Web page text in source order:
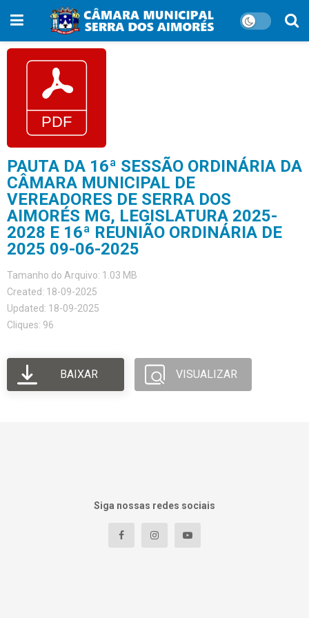
PAUTA DA 16ª SESSÃO ORDINÁRIA DA
CÂMARA MUNICIPAL DE
VEREADORES DE SERRA DOS
AIMORÉS MG, LEGISLATURA 2025-
2028 E 16ª REUNIÃO ORDINÁRIA DE
2025 09-06-2025
Tamanho do Arquivo: 1.03 MB
Created: 18-09-2025
Updated: 18-09-2025
Cliques: 96
BAIXAR VISUALIZAR
Siga nossas redes sociais